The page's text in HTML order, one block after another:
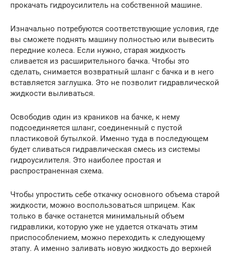
прокачать гидроусилитель на собственной машине.
Изначально потребуются соответствующие условия, где
вы сможете поднять машину полностью или вывесить
передние колеса. Если нужно, старая жидкость
сливается из расширительного бачка. Чтобы это
сделать, снимается возвратный шланг с бачка и в него
вставляется заглушка. Это не позволит гидравлической
жидкости выливаться.
Освободив один из краников на бачке, к нему
подсоединяется шланг, соединенный с пустой
пластиковой бутылкой. Именно туда в последующем
будет сливаться гидравлическая смесь из системы
гидроусилителя. Это наиболее простая и
распространенная схема.
Чтобы упростить себе откачку основного объема старой
жидкости, можно воспользоваться шприцем. Как
только в бачке останется минимальный объем
гидравлики, которую уже не удается откачать этим
приспособлением, можно переходить к следующему
этапу. А именно заливать новую жидкость до верхней